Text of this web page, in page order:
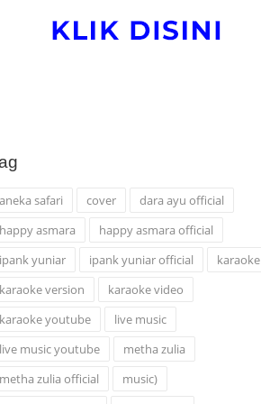
safari cover
dara ayu official
asmara
happy asmara official
yuniar
ipank yuniar official
karaoke
version
karaoke video
youtube
live music
music youtube
metha zulia
zulia official
music)